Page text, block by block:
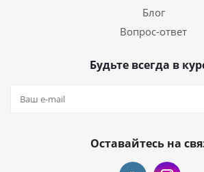
Блог
Вопрос-ответ
Будьте всегда в
Оставайтесь на